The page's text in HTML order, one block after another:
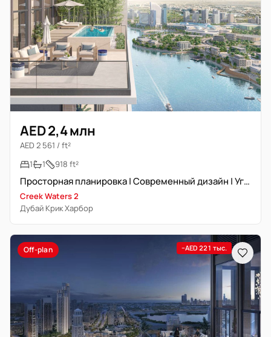
AED 2,4 млн
AED 2 561 / ft²
1
1 918 ft²
Просторная планировка | Современный дизайн | Угловая планировка
Creek Waters 2
Дубай Крик Харбор
Off-plan −AED 221 тыс.